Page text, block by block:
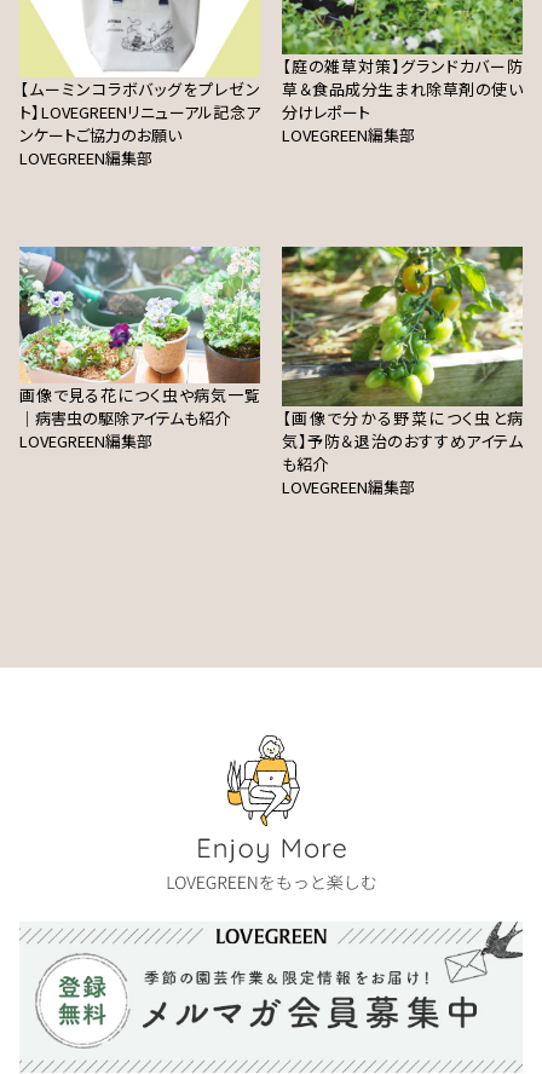
【ムーミンコラボバッグをプレゼン
ト】LOVEGREENリニューアル記念ア
ンケートご協力のお願い
LOVEGREEN編集部
【庭の雑草対策】グランドカバー防
草＆食品成分生まれ除草剤の使い
分けレポート
LOVEGREEN編集部
画像で見る花につく虫や病気一覧
｜病害虫の駆除アイテムも紹介
LOVEGREEN編集部
【画像で分かる野菜につく虫と病
気】予防＆退治のおすすめアイテム
も紹介
LOVEGREEN編集部